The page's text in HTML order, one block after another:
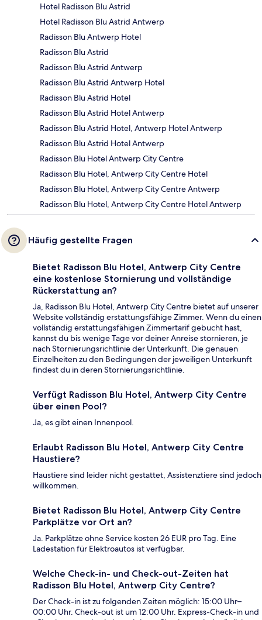
Hotel Radisson Blu Astrid
Hotel Radisson Blu Astrid Antwerp
Radisson Blu Antwerp Hotel
Radisson Blu Astrid
Radisson Blu Astrid Antwerp
Radisson Blu Astrid Antwerp Hotel
Radisson Blu Astrid Hotel
Radisson Blu Astrid Hotel Antwerp
Radisson Blu Astrid Hotel, Antwerp Hotel Antwerp
Radisson Blu Astrid Hotel Antwerp
Radisson Blu Hotel Antwerp City Centre
Radisson Blu Hotel, Antwerp City Centre Hotel
Radisson Blu Hotel, Antwerp City Centre Antwerp
Radisson Blu Hotel, Antwerp City Centre Hotel Antwerp
Häufig gestellte Fragen
Bietet Radisson Blu Hotel, Antwerp City Centre
eine kostenlose Stornierung und vollständige
Rückerstattung an?
Ja, Radisson Blu Hotel, Antwerp City Centre bietet auf unserer
Website vollständig erstattungsfähige Zimmer. Wenn du einen
vollständig erstattungsfähigen Zimmertarif gebucht hast,
kannst du bis wenige Tage vor deiner Anreise stornieren, je
nach Stornierungsrichtlinie der Unterkunft. Die genauen
Einzelheiten zu den Bedingungen der jeweiligen Unterkunft
findest du in deren Stornierungsrichtlinie.
Verfügt Radisson Blu Hotel, Antwerp City Centre
über einen Pool?
Ja, es gibt einen Innenpool.
Erlaubt Radisson Blu Hotel, Antwerp City Centre
Haustiere?
Haustiere sind leider nicht gestattet, Assistenztiere sind jedoch
willkommen.
Bietet Radisson Blu Hotel, Antwerp City Centre
Parkplätze vor Ort an?
Ja. Parkplätze ohne Service kosten 26 EUR pro Tag. Eine
Ladestation für Elektroautos ist verfügbar.
Welche Check-in- und Check-out-Zeiten hat
Radisson Blu Hotel, Antwerp City Centre?
Der Check-in ist zu folgenden Zeiten möglich: 15:00 Uhr–
00:00 Uhr. Check-out ist um 12:00 Uhr. Express-Check-in und